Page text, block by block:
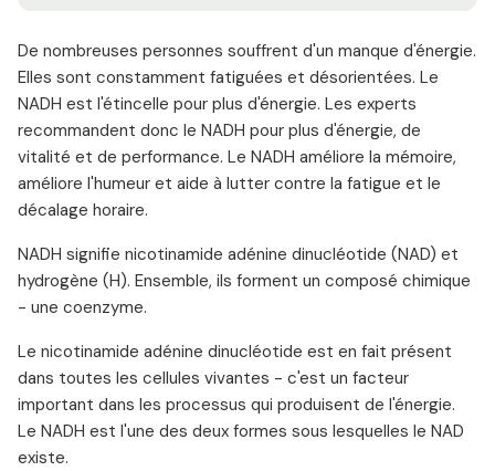
De nombreuses personnes souffrent d'un manque d'énergie.
Elles sont constamment fatiguées et désorientées. Le
NADH est l'étincelle pour plus d'énergie. Les experts
recommandent donc le NADH pour plus d'énergie, de
vitalité et de performance. Le NADH améliore la mémoire,
améliore l'humeur et aide à lutter contre la fatigue et le
décalage horaire.
NADH signifie nicotinamide adénine dinucléotide (NAD) et
hydrogène (H). Ensemble, ils forment un composé chimique
- une coenzyme.
Le nicotinamide adénine dinucléotide est en fait présent
dans toutes les cellules vivantes - c'est un facteur
important dans les processus qui produisent de l'énergie.
Le NADH est l'une des deux formes sous lesquelles le NAD
existe.